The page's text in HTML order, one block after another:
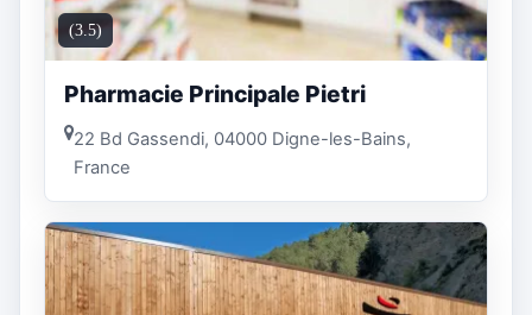
(3.5)
Pharmacie Principale Pietri
22 Bd Gassendi, 04000 Digne-les-Bains,
France